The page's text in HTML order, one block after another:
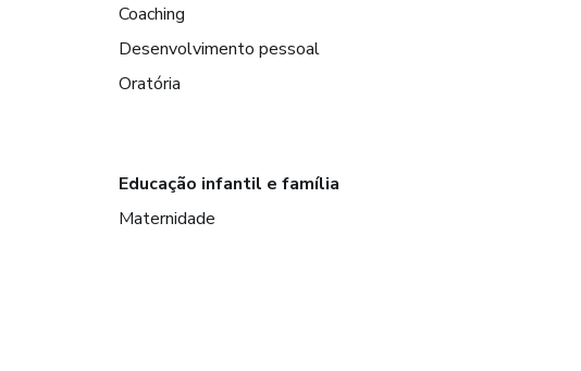
Coaching
Desenvolvimento pessoal
Oratória
Educação infantil e família
Maternidade